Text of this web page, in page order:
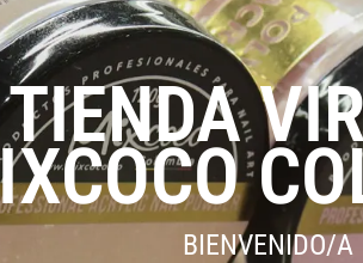
TIENDA
BIENVENIDO/A